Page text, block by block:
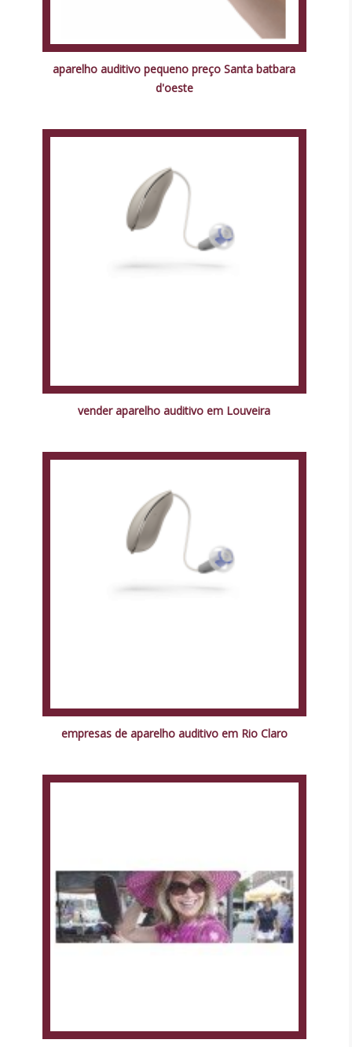
aparelho auditivo pequeno preço Santa batbara
d'oeste
vender aparelho auditivo em Louveira
empresas de aparelho auditivo em Rio Claro